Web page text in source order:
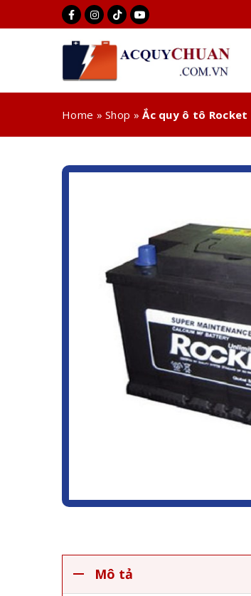
Home »Shop »Ắc quy ô tô Rocket
Mô tả